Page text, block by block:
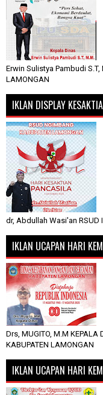
Erwin Sulistya Pambudi S.T,
LAMONGAN
IKLAN DISPLAY
dr, Abdullah Wasi'an RSUD
IKLAN UCAPAN HARI
Drs, MUGITO, M.M KEPALA
KABUPATEN LAMONGAN
IKLAN UCAPAN HARI